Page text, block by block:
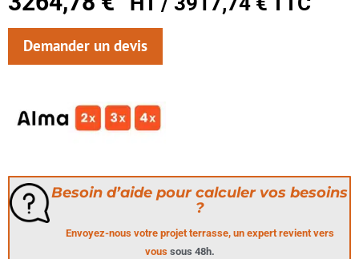
Demander un devis
Besoin d’aide pour calculer vos besoins
?
Envoyez-nous votre projet terrasse, un expert revient vers
vous sous 48h.